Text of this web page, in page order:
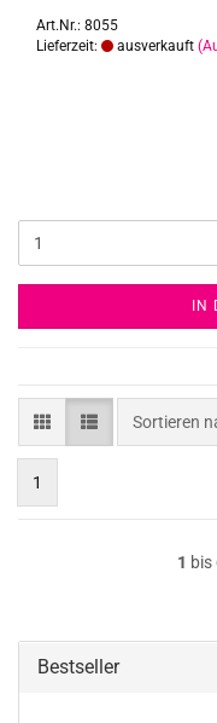
Art.Nr.: 8055
Lieferzeit:
ausverkauft
IN
Sortieren
Sortieren
1
1 bis
Bestseller